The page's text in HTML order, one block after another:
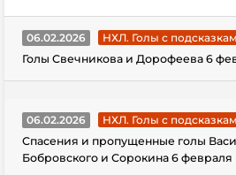
06.02.2026
НХЛ. Голы с
Голы Свечникова и Дорофеева 6
06.02.2026
НХЛ. Голы с
Спасения и пропущенные голы
Бобровского и Сорокина 6 февраля